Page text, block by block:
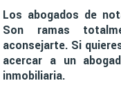
Los abogados de
Son ramas
aconsejarte. Si
acercar a un
inmobiliaria.